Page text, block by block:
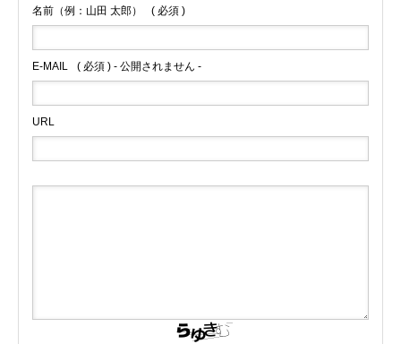
名前（例：山田 太郎） ( 必須 )
E-MAIL ( 必須 ) - 公開されません -
URL